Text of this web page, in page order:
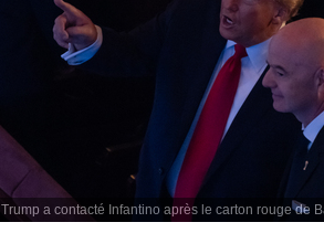
Trump a contacté Infantino après le carton rouge de